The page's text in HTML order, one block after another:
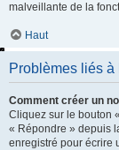
malveillante de la
Haut
Problèmes liés
Comment créer un
Cliquez sur le bouton
« Répondre » depuis
enregistré pour écrire